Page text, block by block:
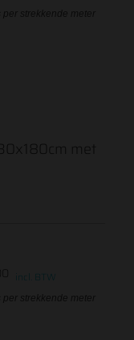
per strekkende meter
met
incl. BTW
per strekkende meter